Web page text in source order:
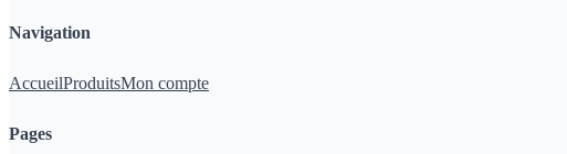
Navigation
AccueilProduitsMon compte
Pages